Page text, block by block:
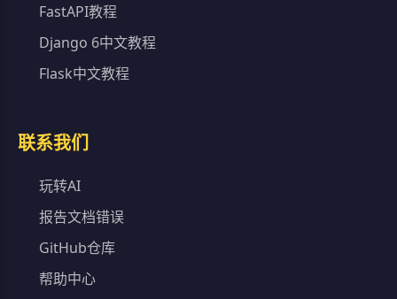
FastAPI教程
Django 6中文教程
Flask中文教程
联系我们
玩转AI
报告文档错误
GitHub仓库
帮助中心